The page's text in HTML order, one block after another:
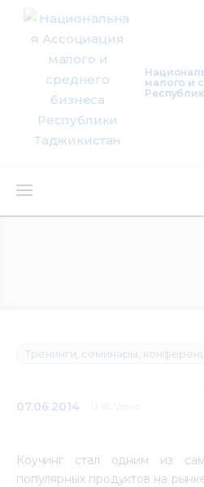
малого и
О нас
Контакты
Тренинги, семинары,
07.06.2014
Коучинг стал одним из
популярных продуктов на